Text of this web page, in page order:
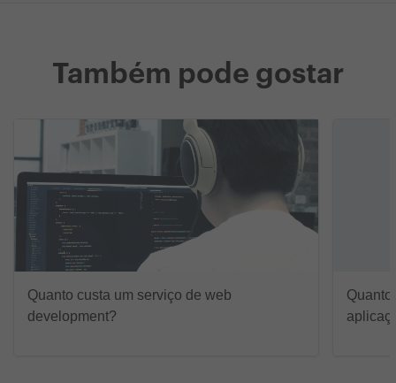
Também pode gostar
Quanto custa um serviço de web
development?